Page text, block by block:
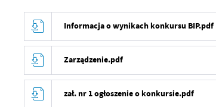
Informacja o wynikach konkursu BIP.pdf
Zarządzenie.pdf
zał. nr 1 ogłoszenie o konkursie.pdf